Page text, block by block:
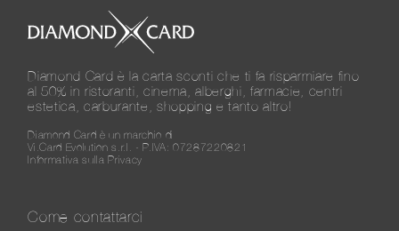
Diamond Card è la carta sconti che ti fa risparmiare fino
al 50% in ristoranti, cinema, alberghi, farmacie, centri
estetica, carburante, shopping e tanto altro!
Diamond Card è un marchio di
Vi.Card Evolution s.r.l. - P.IVA: 07287220821
Informativa sulla Privacy
Come contattarci